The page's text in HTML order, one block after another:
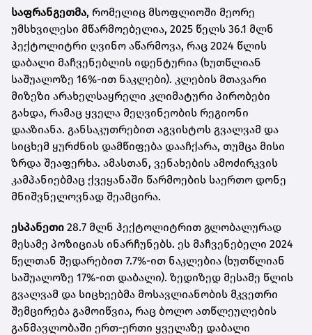
საფრანგეთმა, რომელიც მსოფლიოში მეორე
უმსხვილესი მწარმოებელია, 2025 წელს 36.1 მლნ
ჰექტოლიტრი ღვინო აწარმოვა, რაც 2024 წლის
დაბალი მაჩვენებლის იდენტურია (ხუთწლიან
საშუალოზე 16%-ით ნაკლები). კლების მთავარი
მიზეზი არახელსაყრელი კლიმატური პირობები
გახდა, რამაც ყველა მეღვინეობის რეგიონი
დააზიანა. განსაკუთრებით აგვისტოს გვალვამ და
სიცხემ ყურძნის დამწიფება დააჩქარა, თუმცა მისი
ზრდა შეაფერხა. ამასთან, ვენახების ამოძირკვის
კამპანიებმაც ქვეყანაში წარმოების საერთო დონე
მნიშვნელოვნად შეამცირა.
ესპანეთი 28.7 მლნ ჰექტოლიტრით გლობალურად
მესამე პოზიციას ინარჩუნებს. ეს მაჩვენებელი 2024
წელთან შედარებით 7.7%-ით ნაკლებია (ხუთწლიან
საშუალოზე 17%-ით დაბალი). ზედიზედ მესამე წლის
გვალვამ და სიცხეებმა მოსავლიანობის მკვეთრი
შემცირება გამოიწვია, რაც ბოლო ათწლეულების
განმავლობაში ერთ-ერთი ყველაზე დაბალი